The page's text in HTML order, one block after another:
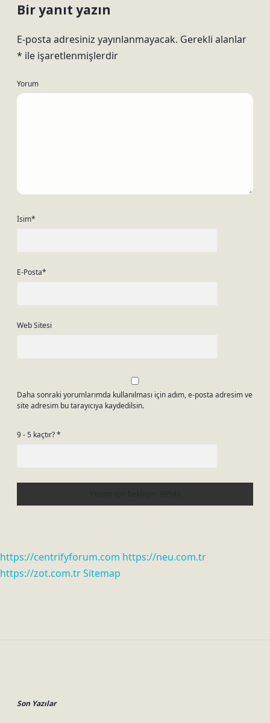
Bir yanıt yazın
E-posta adresiniz yayınlanmayacak. Gerekli alanlar
* ile işaretlenmişlerdir
Yorum
İsim*
E-Posta*
Web Sitesi
Daha sonraki yorumlarımda kullanılması için adım, e-posta adresim ve
site adresim bu tarayıcıya kaydedilsin.
9 - 5 kaçtır?*
https://centrifyforum.com https://neu.com.tr
https://zot.com.trSitemap
Son Yazılar